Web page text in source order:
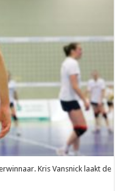
Kris Vansnick laakt de